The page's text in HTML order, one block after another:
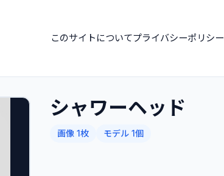
このサイトについてプライバシーポリシー
シャワーヘッド
画像 1枚 モデル 1個